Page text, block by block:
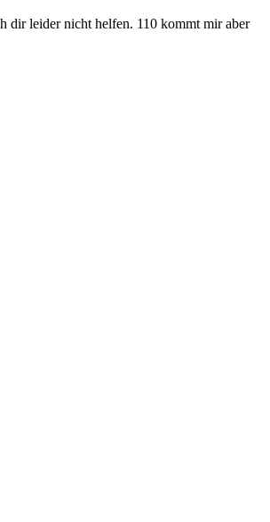
dir leider nicht helfen. 110 kommt mir aber